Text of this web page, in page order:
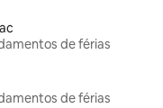
de férias
de férias